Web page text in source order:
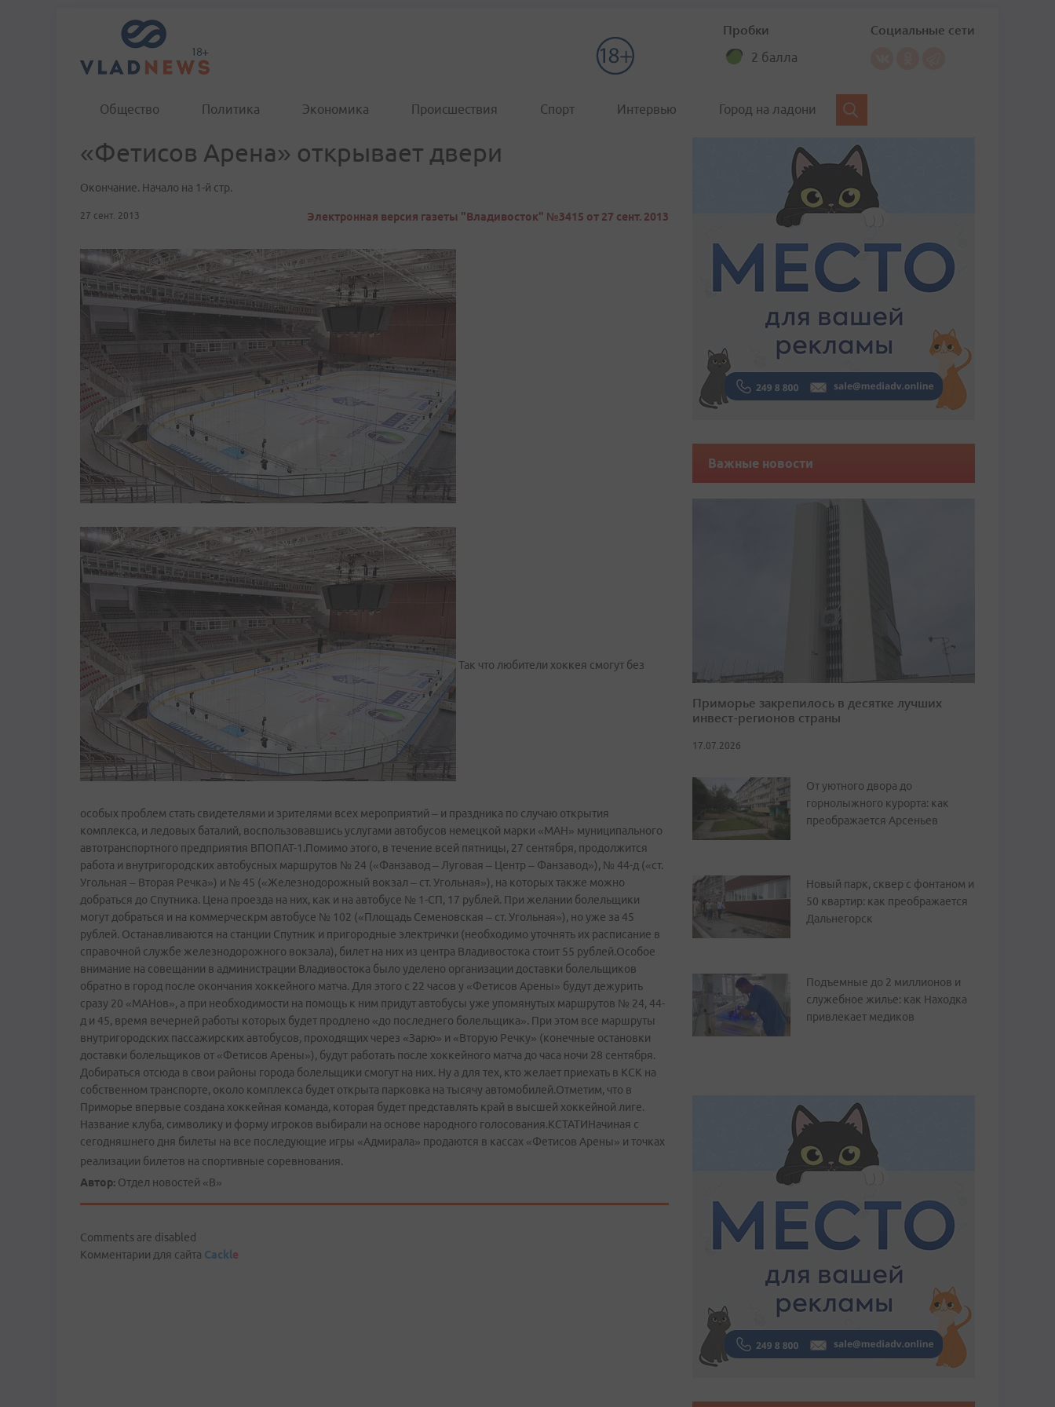
Пробки
2 балла
Социальные сети
Общество Политика Экономика Происшествия Спорт Интервью Город на ладони
«Фетисов Арена» открывает двери
Окончание. Начало на 1-й стр.
27 сент. 2013 Электронная версия газеты "Владивосток" №3415 от 27 сент. 2013
Так что любители хоккея смогут без
особых проблем стать свидетелями и зрителями всех мероприятий – и праздника по случаю открытия
комплекса, и ледовых баталий, воспользовавшись услугами автобусов немецкой марки «МАН» муниципального
автотранспортного предприятия ВПОПАТ-1.Помимо этого, в течение всей пятницы, 27 сентября, продолжится
работа и внутригородских автобусных маршрутов № 24 («Фанзавод – Луговая – Центр – Фанзавод»), № 44-д («ст.
Угольная – Вторая Речка») и № 45 («Железнодорожный вокзал – ст. Угольная»), на которых также можно
добраться до Спутника. Цена проезда на них, как и на автобусе № 1-СП, 17 рублей. При желании болельщики
могут добраться и на коммерческрм автобусе № 102 («Площадь Семеновская – ст. Угольная»), но уже за 45
рублей. Останавливаются на станции Спутник и пригородные электрички (необходимо уточнять их расписание в
справочной службе железнодорожного вокзала), билет на них из центра Владивостока стоит 55 рублей.Особое
внимание на совещании в администрации Владивостока было уделено организации доставки болельщиков
обратно в город после окончания хоккейного матча. Для этого с 22 часов у «Фетисов Арены» будут дежурить
сразу 20 «МАНов», а при необходимости на помощь к ним придут автобусы уже упомянутых маршрутов № 24, 44-
д и 45, время вечерней работы которых будет продлено «до последнего болельщика». При этом все маршруты
внутригородских пассажирских автобусов, проходящих через «Зарю» и «Вторую Речку» (конечные остановки
доставки болельщиков от «Фетисов Арены»), будут работать после хоккейного матча до часа ночи 28 сентября.
Добираться отсюда в свои районы города болельщики смогут на них. Ну а для тех, кто желает приехать в КСК на
собственном транспорте, около комплекса будет открыта парковка на тысячу автомобилей.Отметим, что в
Приморье впервые создана хоккейная команда, которая будет представлять край в высшей хоккейной лиге.
Название клуба, символику и форму игроков выбирали на основе народного голосования.КСТАТИНачиная с
сегодняшнего дня билеты на все последующие игры «Адмирала» продаются в кассах «Фетисов Арены» и точках
реализации билетов на спортивные соревнования.
Автор: Отдел новостей «В»
Comments are disabled
Комментарии для сайта Cackle
Важные новости
Приморье закрепилось в десятке лучших
инвест-регионов страны
17.07.2026
От уютного двора до
горнолыжного курорта: как
преображается Арсеньев
Новый парк, сквер с фонтаном и
50 квартир: как преображается
Дальнегорск
Подъемные до 2 миллионов и
служебное жилье: как Находка
привлекает медиков